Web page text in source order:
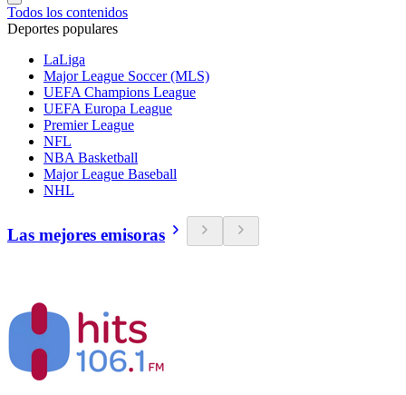
Todos los contenidos
Deportes populares
LaLiga
Major League Soccer (MLS)
UEFA Champions League
UEFA Europa League
Premier League
NFL
NBA Basketball
Major League Baseball
NHL
Las mejores emisoras